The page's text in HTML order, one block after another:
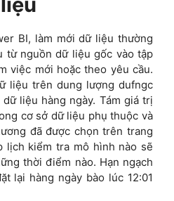
BI, làm mới dữ liệu thường
từ nguồn dữ liệu gốc vào tập
việc mới hoặc theo yêu cầu.
liệu trên dung lượng dufngc
liệu hàng ngày. Tám giá trị
cơ sở dữ liệu phụ thuộc và
đã được chọn trên trang
lịch kiểm tra mô hình nào sẽ
thời điểm nào. Hạn ngạch
lại hàng ngày bào lúc 12:01